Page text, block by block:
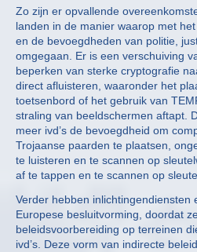
Zo zijn er opvallende
landen in de manier waarop met
en de bevoegdheden van politie,
omgegaan. Er is een verschuiving
beperken van sterke cryptografie
direct afluisteren, waaronder het
toetsenbord of het gebruik van
straling van beeldschermen aftapt.
meer ivd’s de bevoegdheid om
Trojaanse paarden te plaatsen,
te luisteren en te scannen op
af te tappen en te scannen op
Verder hebben inlichtingendiensten
Europese besluitvorming, doordat
beleidsvoorbereiding op terreinen
ivd’s. Deze vorm van indirecte